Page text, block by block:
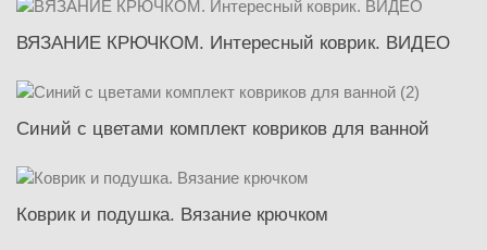
ВЯЗАНИЕ КРЮЧКОМ. Интересный коврик. ВИДЕО
Синий с цветами комплект ковриков для ванной
Коврик и подушка. Вязание крючком